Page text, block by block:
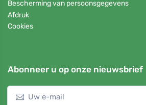
Bescherming van persoonsgegevens
Afdruk
Cookies
Abonneer u op onze nieuwsbrief